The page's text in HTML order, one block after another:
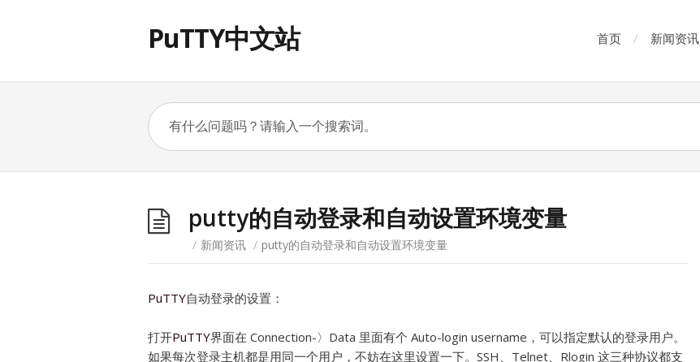
PuTTY中文站 首页 新闻资讯
putty的自动登录和自动设置环境变量
/ 新闻资讯 / putty的自动登录和自动设置环境变量
PuTTY自动登录的设置：
打开PuTTY界面在 Connection-〉Data 里面有个 Auto-login username，可以指定默认的登录用户。
如果每次登录主机都是用同一个用户，不妨在这里设置一下。SSH、Telnet、Rlogin 这三种协议都支